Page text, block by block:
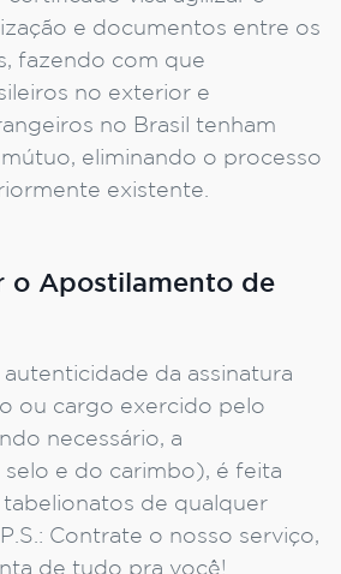
e documentos entre os
fazendo com que
no exterior e
no Brasil tenham
eliminando o processo
existente.
o Apostilamento de
da assinatura
ou cargo exercido pelo
necessário, a
e do carimbo), é feita
de qualquer
Contrate o nosso serviço,
de tudo pra você!